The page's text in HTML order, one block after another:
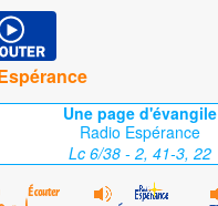
Une page d'évangile
Radio Espérance
Lc 6/38 - 2, 41-3, 22